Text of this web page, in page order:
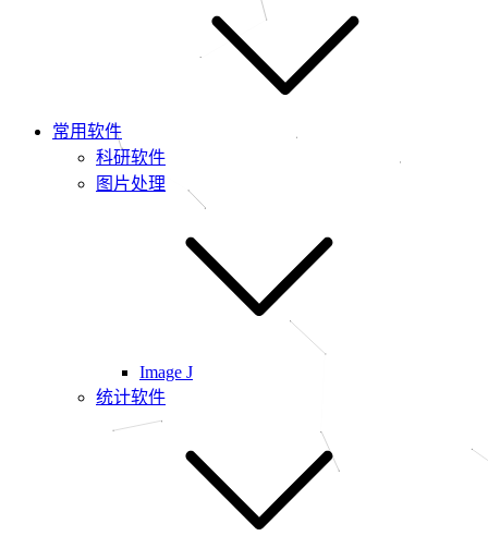
常用软件
科研软件
图片处理
Image J
统计软件